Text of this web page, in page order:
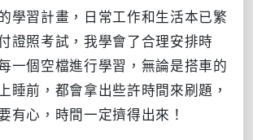
學習計畫，日常工作和生活本已繁
證照考試，我學會了合理安排時
一個空檔進行學習，無論是搭車的
睡前，都會拿出些許時間來刷題，
有心，時間一定擠得出來！